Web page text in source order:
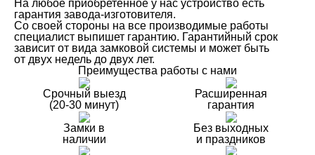
На любое приобретенное у нас устройство есть
гарантия завода-изготовителя.
Со своей стороны на все производимые работы
специалист выпишет гарантию. Гарантийный срок
зависит от вида замковой системы и может быть
от двух недель до двух лет.
Преимущества работы с нами
Срочный выезд
(20-30 минут)
Расширенная
гарантия
Замки в
наличии
Без выходных
и праздников